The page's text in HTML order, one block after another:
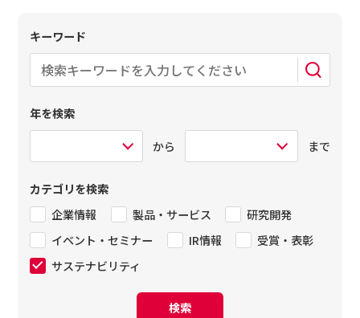
キーワード
年を検索
から まで
カテゴリを検索
企業情報
製品・サービス
研究開発
イベント・セミナー
IR情報
受賞・表彰
サステナビリティ
検索